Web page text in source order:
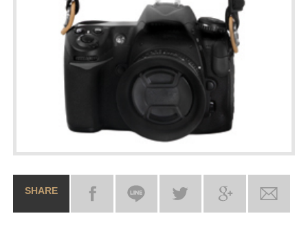
SHARE